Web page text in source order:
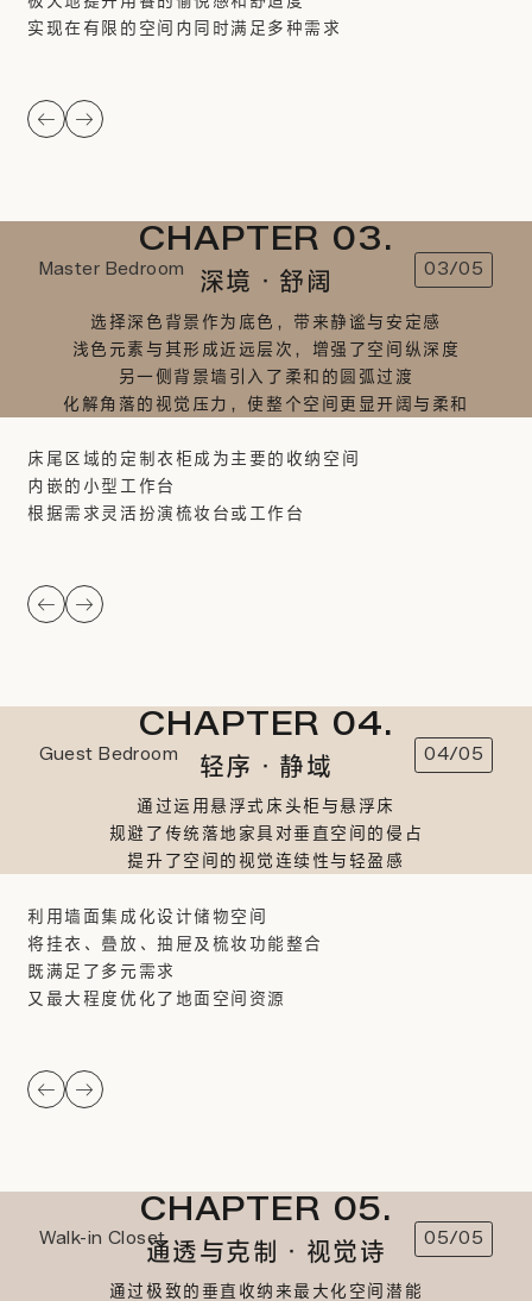
实现在有限的空间内同时满足多种需求
CHAPTER 03.
深境·舒阔
选择深色背景作为底色，带来静谧与安定感
浅色元素与其形成近远层次，增强了空间纵深度
另一侧背景墙引入了柔和的圆弧过渡
化解角落的视觉压力，使整个空间更显开阔与柔和
Master Bedroom 03/05
床尾区域的定制衣柜成为主要的收纳空间
内嵌的小型工作台
根据需求灵活扮演梳妆台或工作台
CHAPTER 04.
轻序·静域
通过运用悬浮式床头柜与悬浮床
规避了传统落地家具对垂直空间的侵占
提升了空间的视觉连续性与轻盈感
Guest Bedroom 04/05
利用墙面集成化设计储物空间
将挂衣、叠放、抽屉及梳妆功能整合
既满足了多元需求
又最大程度优化了地面空间资源
CHAPTER 05.
通透与克制·视觉诗
通过极致的垂直收纳来最大化空间潜能
Walk-in Closet 05/05